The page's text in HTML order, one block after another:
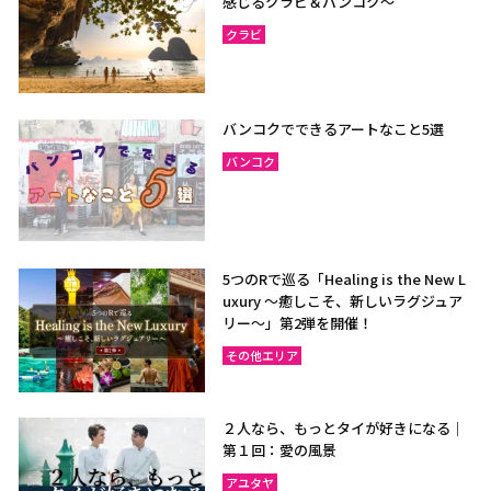
クラビ
バンコクでできるアートなこと5選
バンコク
5つのRで巡る「Healing is the New L
uxury ～癒しこそ、新しいラグジュア
リー〜」第2弾を開催！
その他エリア
２人なら、もっとタイが好きになる｜
第１回：愛の風景
アユタヤ